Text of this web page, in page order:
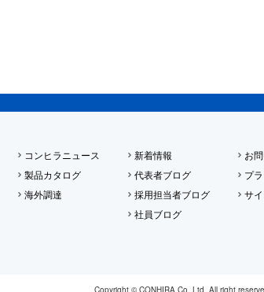
コンヒラニュース
製品カタログ
海外調達
新着情報
代表者ブログ
採用担当者ブログ
社員ブログ
お
プ
サ